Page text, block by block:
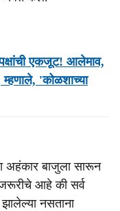
एकजूट! आलेमाव,
'कोळशाच्या
अहंकार बाजुला सारून
आहे की सर्व
नसताना